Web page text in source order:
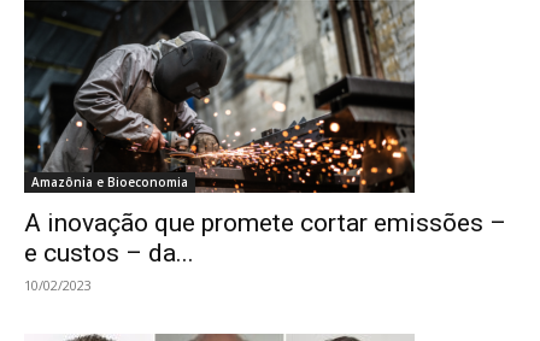
Amazônia e Bioeconomia
A inovação que promete cortar emissões –
e custos – da...
10/02/2023